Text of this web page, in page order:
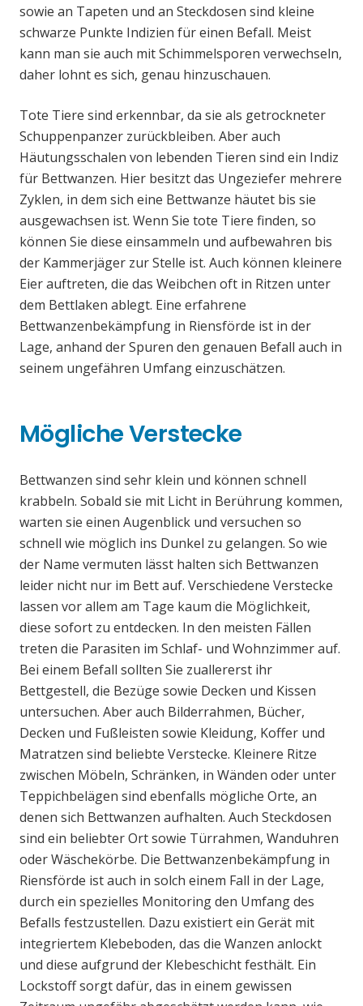
sowie an Tapeten und an Steckdosen sind kleine
schwarze Punkte Indizien für einen Befall. Meist
kann man sie auch mit Schimmelsporen verwechseln,
daher lohnt es sich, genau hinzuschauen.
Tote Tiere sind erkennbar, da sie als getrockneter
Schuppenpanzer zurückbleiben. Aber auch
Häutungsschalen von lebenden Tieren sind ein Indiz
für Bettwanzen. Hier besitzt das Ungeziefer mehrere
Zyklen, in dem sich eine Bettwanze häutet bis sie
ausgewachsen ist. Wenn Sie tote Tiere finden, so
können Sie diese einsammeln und aufbewahren bis
der Kammerjäger zur Stelle ist. Auch können kleinere
Eier auftreten, die das Weibchen oft in Ritzen unter
dem Bettlaken ablegt. Eine erfahrene
Bettwanzenbekämpfung in Riensförde ist in der
Lage, anhand der Spuren den genauen Befall auch in
seinem ungefähren Umfang einzuschätzen.
Mögliche Verstecke
Bettwanzen sind sehr klein und können schnell
krabbeln. Sobald sie mit Licht in Berührung kommen,
warten sie einen Augenblick und versuchen so
schnell wie möglich ins Dunkel zu gelangen. So wie
der Name vermuten lässt halten sich Bettwanzen
leider nicht nur im Bett auf. Verschiedene Verstecke
lassen vor allem am Tage kaum die Möglichkeit,
diese sofort zu entdecken. In den meisten Fällen
treten die Parasiten im Schlaf- und Wohnzimmer auf.
Bei einem Befall sollten Sie zuallererst ihr
Bettgestell, die Bezüge sowie Decken und Kissen
untersuchen. Aber auch Bilderrahmen, Bücher,
Decken und Fußleisten sowie Kleidung, Koffer und
Matratzen sind beliebte Verstecke. Kleinere Ritze
zwischen Möbeln, Schränken, in Wänden oder unter
Teppichbelägen sind ebenfalls mögliche Orte, an
denen sich Bettwanzen aufhalten. Auch Steckdosen
sind ein beliebter Ort sowie Türrahmen, Wanduhren
oder Wäschekörbe. Die Bettwanzenbekämpfung in
Riensförde ist auch in solch einem Fall in der Lage,
durch ein spezielles Monitoring den Umfang des
Befalls festzustellen. Dazu existiert ein Gerät mit
integriertem Klebeboden, das die Wanzen anlockt
und diese aufgrund der Klebeschicht festhält. Ein
Lockstoff sorgt dafür, das in einem gewissen